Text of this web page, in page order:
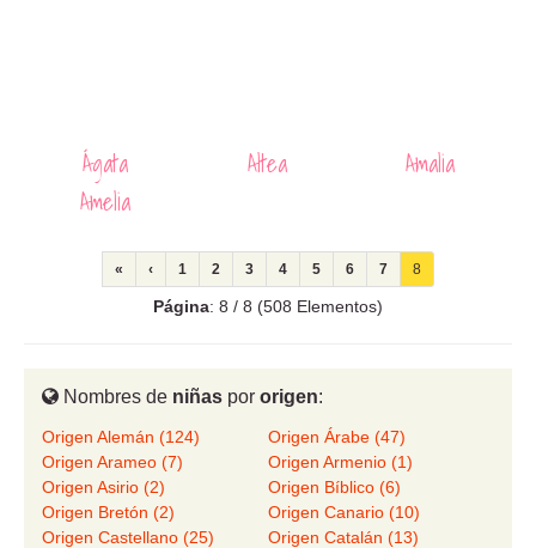
Ágata Altea
Amalia
Amelia
« ‹ 1 2 3 4 5 6 7 8
Página: 8 / 8 (508 Elementos)
Nombres de niñas por origen:
Origen Alemán (124)
Origen Árabe (47)
Origen Arameo (7)
Origen Armenio (1)
Origen Asirio (2)
Origen Bíblico (6)
Origen Bretón (2)
Origen Canario (10)
Origen Castellano (25)
Origen Catalán (13)